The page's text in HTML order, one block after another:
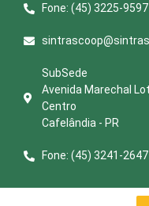
Fone: (45) 3225-9597
SubSede
Avenida Marechal
Centro
Cafelândia - PR
Fone: (45) 3241-2647